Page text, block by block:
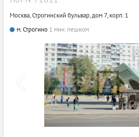
Москва, Строгинский бульвар, дом 7, корп. 1
м. Строгино 1 мин. пешком